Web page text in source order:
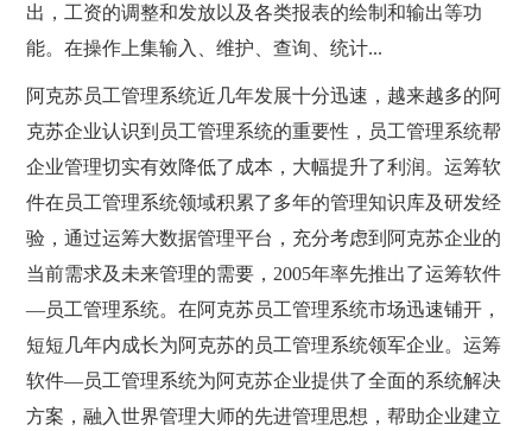
出，工资的调整和发放以及各类报表的绘制和输出等功
能。在操作上集输入、维护、查询、统计...
阿克苏员工管理系统近几年发展十分迅速，越来越多的阿
克苏企业认识到员工管理系统的重要性，员工管理系统帮
企业管理切实有效降低了成本，大幅提升了利润。运筹软
件在员工管理系统领域积累了多年的管理知识库及研发经
验，通过运筹大数据管理平台，充分考虑到阿克苏企业的
当前需求及未来管理的需要，2005年率先推出了运筹软件
—员工管理系统。在阿克苏员工管理系统市场迅速铺开，
短短几年内成长为阿克苏的员工管理系统领军企业。运筹
软件—员工管理系统为阿克苏企业提供了全面的系统解决
方案，融入世界管理大师的先进管理思想，帮助企业建立